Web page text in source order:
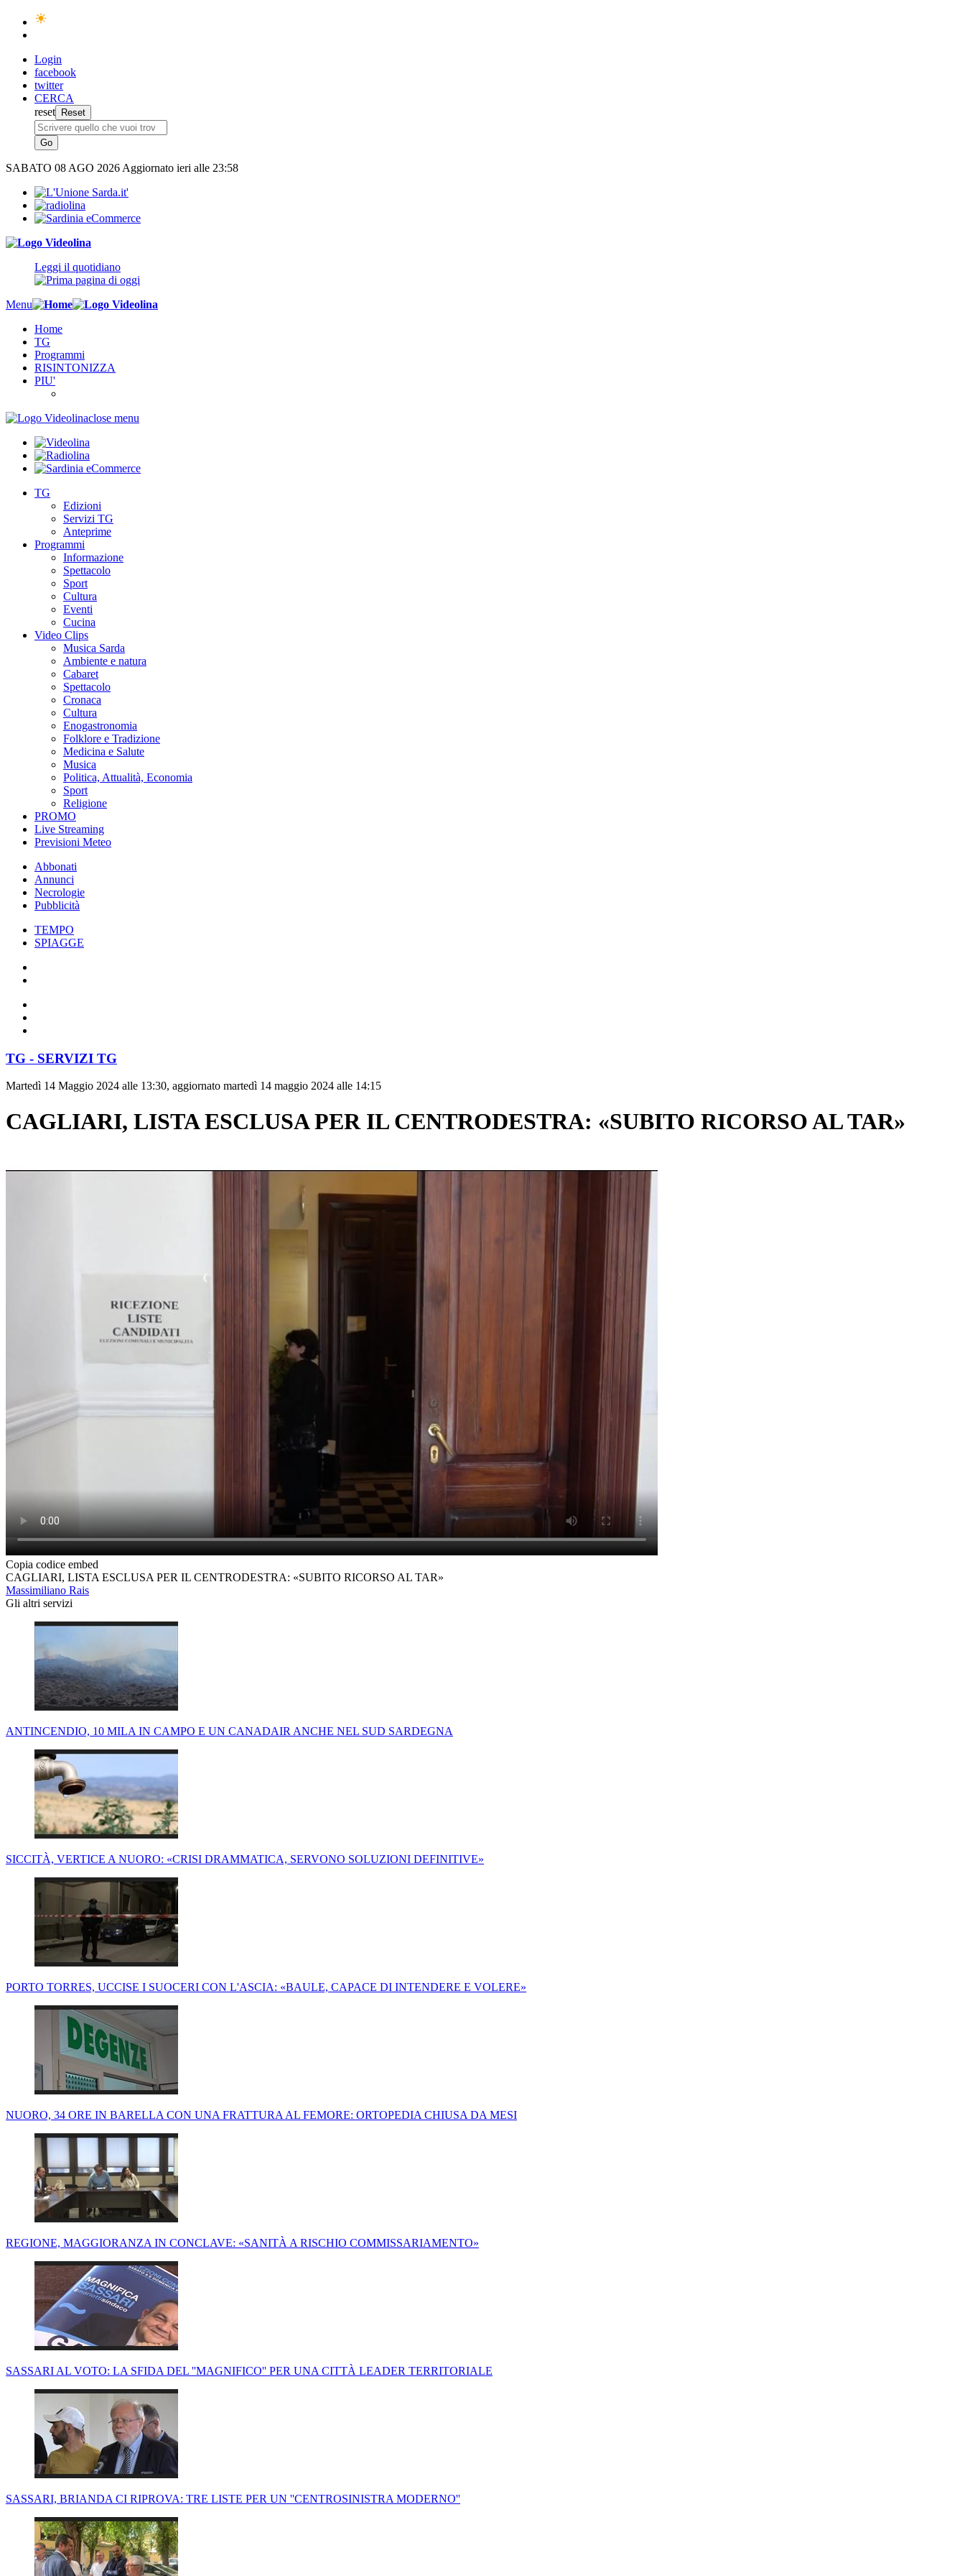
Login
facebook
twitter
CERCA
reset
SABATO 08 AGO 2026 Aggiornato ieri alle 23:58
Leggi il quotidiano
Menu
Home
TG
Programmi
RISINTONIZZA
PIU'
close menu
TG
Edizioni
Servizi TG
Anteprime
Programmi
Informazione
Spettacolo
Sport
Cultura
Eventi
Cucina
Video Clips
Musica Sarda
Ambiente e natura
Cabaret
Spettacolo
Cronaca
Cultura
Enogastronomia
Folklore e Tradizione
Medicina e Salute
Musica
Politica, Attualità, Economia
Sport
Religione
PROMO
Live Streaming
Previsioni Meteo
Abbonati
Annunci
Necrologie
Pubblicità
TEMPO
SPIAGGE
TG - SERVIZI TG
Martedì 14 Maggio 2024 alle 13:30, aggiornato martedì 14 maggio 2024 alle 14:15
CAGLIARI, LISTA ESCLUSA PER IL CENTRODESTRA: «SUBITO RICORSO AL TAR»
Copia codice embed
CAGLIARI, LISTA ESCLUSA PER IL CENTRODESTRA: «SUBITO RICORSO AL TAR»
Massimiliano Rais
Gli altri servizi
ANTINCENDIO, 10 MILA IN CAMPO E UN CANADAIR ANCHE NEL SUD SARDEGNA
SICCITÀ, VERTICE A NUORO: «CRISI DRAMMATICA, SERVONO SOLUZIONI DEFINITIVE»
PORTO TORRES, UCCISE I SUOCERI CON L'ASCIA: «BAULE, CAPACE DI INTENDERE E VOLERE»
NUORO, 34 ORE IN BARELLA CON UNA FRATTURA AL FEMORE: ORTOPEDIA CHIUSA DA MESI
REGIONE, MAGGIORANZA IN CONCLAVE: «SANITÀ A RISCHIO COMMISSARIAMENTO»
SASSARI AL VOTO: LA SFIDA DEL ''MAGNIFICO'' PER UNA CITTÀ LEADER TERRITORIALE
SASSARI, BRIANDA CI RIPROVA: TRE LISTE PER UN ''CENTROSINISTRA MODERNO''